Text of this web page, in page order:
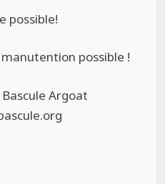
possible!
possible !
Bascule Argoat